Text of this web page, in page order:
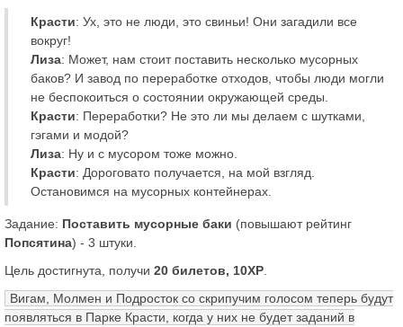
Красти: Ух, это не люди, это свиньи! Они загадили все
вокруг!
Лиза: Может, нам стоит поставить несколько мусорных
баков? И завод по переработке отходов, чтобы люди могли
не беспокоиться о состоянии окружающей среды.
Красти: Переработки? Не это ли мы делаем с шутками,
гэгами и модой?
Лиза: Ну и с мусором тоже можно.
Красти: Дороговато получается, на мой взгляд.
Остановимся на мусорных контейнерах.
Задание: Поставить мусорные баки (повышают рейтинг
Попсятина) - 3 штуки.
Цель достигнута, получи 20 билетов, 10XP
Вигам, Молмен и Подросток со скрипучим голосом теперь будут
появляться в Парке Красти, когда у них не будет заданий в